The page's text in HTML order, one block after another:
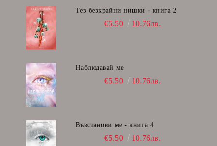
Тез безкрайни нишки - книга 2
€5.50 10.76лв.
Наблюдавай ме
€5.50 10.76лв.
Възстанови ме - книга 4
€5.50 10.76лв.